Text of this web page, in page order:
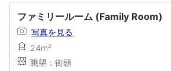
ファミリールーム (Family Room)
写真を見る
24m²
眺望：街頭